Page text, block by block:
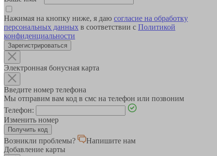
Нажимая на кнопку ниже, я даю согласие на обработку
персональных данных в соответствии с Политикой
конфиденциальности
Зарегистрироваться
Электронная бонусная карта
Введите номер телефона
Мы отправим вам код в смс на телефон или позвоним
Телефон:
Изменить номер
Возникли проблемы?
Напишите нам
Добавление карты